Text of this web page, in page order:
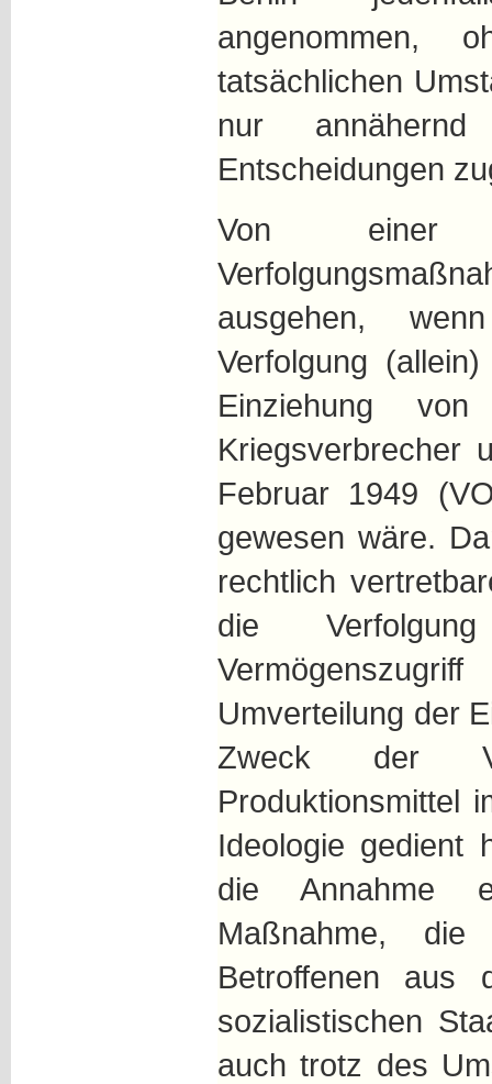
angenommen,
tatsächlichen
nur
Entscheidungen
Von einer
ausgehen,
Verfolgung
Einziehung von
Kriegsverbrecher
Februar 1949
gewesen wäre.
rechtlich
die
Umverteilung der
Zweck der
Produktionsmittel
Ideologie gedient
die Annahme
Maßnahme,
Betroffenen aus
sozialistischen
auch trotz des